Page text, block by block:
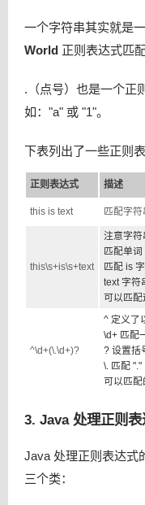
一个字符串其实就是
World 正则表达式匹
. （点号）也是一个
如："a" 或 "1"。
下表列出了一些正则
正则表达式 描述
this is text 匹配字
this\s+is\s+text
注意字符
匹配单词
匹配 is
text 字符
可以匹配
^\d+(\.\d+)?
^ 定义了
\d+ 匹配
? 设置括
\. 匹配 "."
可以匹配
3. Java 处理正则
Java 处理正则表达式
三个类：